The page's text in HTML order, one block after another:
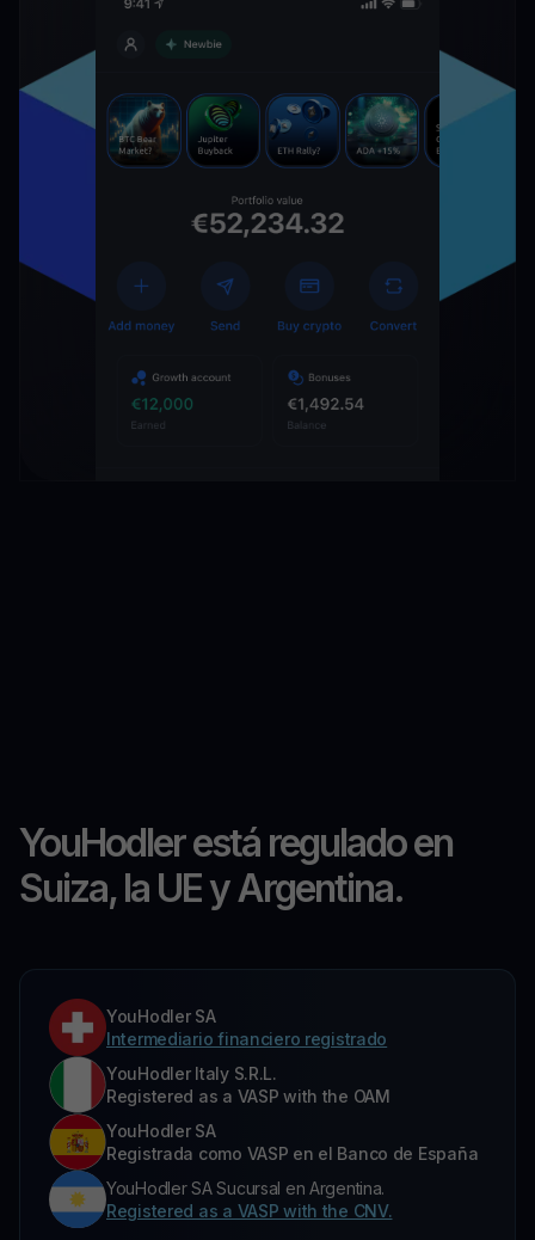
YouHodler está regulado en
Suiza, la UE y Argentina.
YouHodler SA
Intermediario financiero registrado
YouHodler Italy S.R.L.
Registered as a VASP with the OAM
YouHodler SA
Registrada como VASP en el Banco de España
YouHodler SA Sucursal en Argentina.
Registered as a VASP with the CNV.